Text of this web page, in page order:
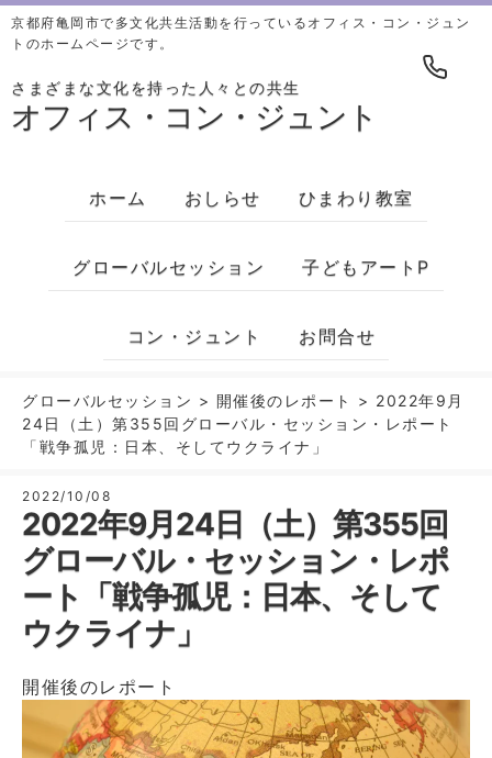
京都府亀岡市で多文化共生活動を行っているオフィス・コン・ジュン
トのホームページです。
さまざまな文化を持った人々との共生
オフィス・コン・ジュント
ホーム おしらせ ひまわり教室
グローバルセッション 子どもアートP
コン・ジュント お問合せ
グローバルセッション > 開催後のレポート > 2022年9月
24日（土）第355回グローバル・セッション・レポート
「戦争孤児：日本、そしてウクライナ」
2022/10/08
2022年9月24日（土）第355回
グローバル・セッション・レポ
ート「戦争孤児：日本、そして
ウクライナ」
開催後のレポート